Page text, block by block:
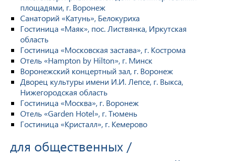
площадями, г. Воронеж
Санаторий «Катунь», Белокуриха
Гостиница «Маяк», пос. Листвянка, Иркутская
область
Гостиница «Московская застава», г. Кострома
Отель «Hampton by Hilton», г. Минск
Воронежский концертный зал, г. Воронеж
Дворец культуры имени И.И. Лепсе, г. Выкса,
Нижегородская область
Гостиница «Москва», г. Воронеж
Отель «Garden Hotel», г. Тюмень
Гостиница «Кристалл», г. Кемерово
для общественных /